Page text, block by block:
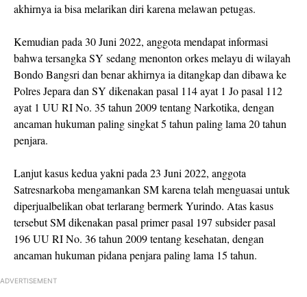
akhirnya ia bisa melarikan diri karena melawan petugas.
Kemudian pada 30 Juni 2022, anggota mendapat informasi
bahwa tersangka SY sedang menonton orkes melayu di wilayah
Bondo Bangsri dan benar akhirnya ia ditangkap dan dibawa ke
Polres Jepara dan SY dikenakan pasal 114 ayat 1 Jo pasal 112
ayat 1 UU RI No. 35 tahun 2009 tentang Narkotika, dengan
ancaman hukuman paling singkat 5 tahun paling lama 20 tahun
penjara.
Lanjut kasus kedua yakni pada 23 Juni 2022, anggota
Satresnarkoba mengamankan SM karena telah menguasai untuk
diperjualbelikan obat terlarang bermerk Yurindo. Atas kasus
tersebut SM dikenakan pasal primer pasal 197 subsider pasal
196 UU RI No. 36 tahun 2009 tentang kesehatan, dengan
ancaman hukuman pidana penjara paling lama 15 tahun.
ADVERTISEMENT